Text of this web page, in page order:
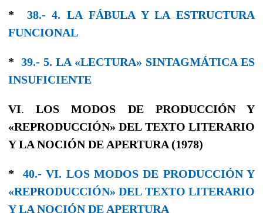
* 38.- 4. LA FÁBULA Y LA ESTRUCTURA
FUNCIONAL
* 39.- 5. LA «LECTURA» SINTAGMÁTICA ES
INSUFICIENTE
VI.LOS MODOS DE PRODUCCIÓN Y
«REPRODUCCIÓN» DEL TEXTO LITERARIO
Y LA NOCIÓN DE APERTURA (1978)
* 40.- VI. LOS MODOS DE PRODUCCIÓN Y
«REPRODUCCIÓN» DEL TEXTO LITERARIO
Y LA NOCIÓN DE APERTURA